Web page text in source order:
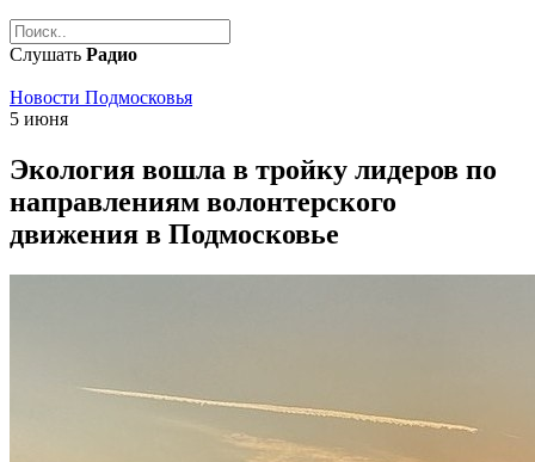
Слушать Радио
Новости Подмосковья
5 июня
Экология вошла в тройку лидеров по
направлениям волонтерского
движения в Подмосковье